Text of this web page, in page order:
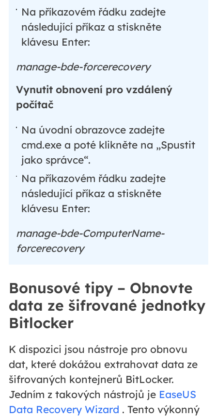
Na příkazovém řádku zadejte
následující příkaz a stiskněte
klávesu Enter:
manage-bde-forcerecovery
Vynutit obnovení pro vzdálený
počítač
Na úvodní obrazovce zadejte
cmd.exe a poté klikněte na „Spustit
jako správce“.
Na příkazovém řádku zadejte
následující příkaz a stiskněte
klávesu Enter:
manage-bde-ComputerName-
forcerecovery
Bonusové tipy – Obnovte
data ze šifrované jednotky
Bitlocker
K dispozici jsou nástroje pro obnovu
dat, které dokážou extrahovat data ze
šifrovaných kontejnerů BitLocker.
Jedním z takových nástrojů je EaseUS
Data Recovery Wizard . Tento výkonný